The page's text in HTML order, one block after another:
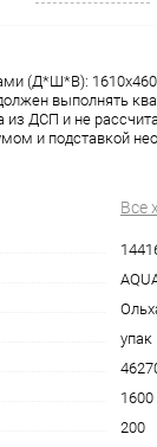
(Д*Ш*В):
выполнять
из ДСП и не
и подставкой
Все
упак
1600
200